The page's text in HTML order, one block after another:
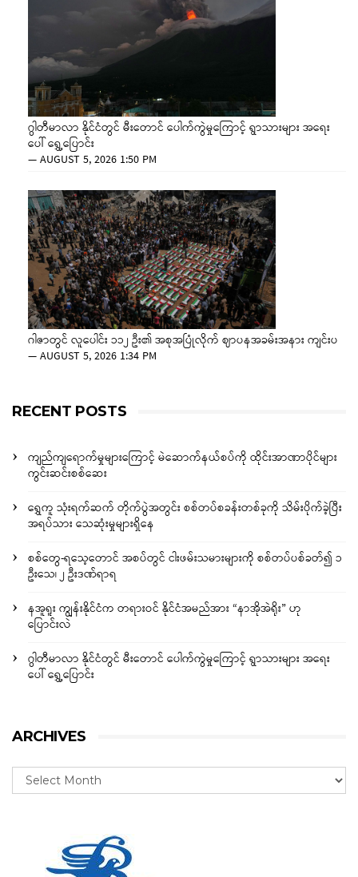
ဂွါတီမာလာ နိုင်ငံတွင် မီးတောင် ပေါက်ကွဲမှုကြောင့် ရွာသားများ အရေး
ပေါ် ရွှေ့ပြောင်း
—AUGUST 5, 2026 1:50 PM
ဂါဇာတွင် လူပေါင်း ၁၁၂ ဦး၏ အစုအပြုံလိုက် ဈာပနအခမ်းအနား ကျင်းပ
—AUGUST 5, 2026 1:34 PM
RECENT POSTS
ကျည်ကျရောက်မှုများကြောင့် မဲဆောက်နယ်စပ်ကို ထိုင်းအာဏာပိုင်များ
ကွင်းဆင်းစစ်ဆေး
ရွှေကူ သုံးရက်ဆက် တိုက်ပွဲအတွင်း စစ်တပ်စခန်းတစ်ခုကို သိမ်းပိုက်ခဲ့ပြီး
အရပ်သား သေဆုံးမှုများရှိနေ
စစ်တွေ-ရသေ့တောင် အစပ်တွင် ငါးဖမ်းသမားများကို စစ်တပ်ပစ်ခတ်၍ ၁
ဦးသေ၊ ၂ ဦးဒဏ်ရာရ
နအူရူး ကျွန်းနိုင်ငံက တရားဝင် နိုင်ငံအမည်အား “နာအိုအဲရိုး” ဟု
ပြောင်းလဲ
ဂွါတီမာလာ နိုင်ငံတွင် မီးတောင် ပေါက်ကွဲမှုကြောင့် ရွာသားများ အရေး
ပေါ် ရွှေ့ပြောင်း
ARCHIVES